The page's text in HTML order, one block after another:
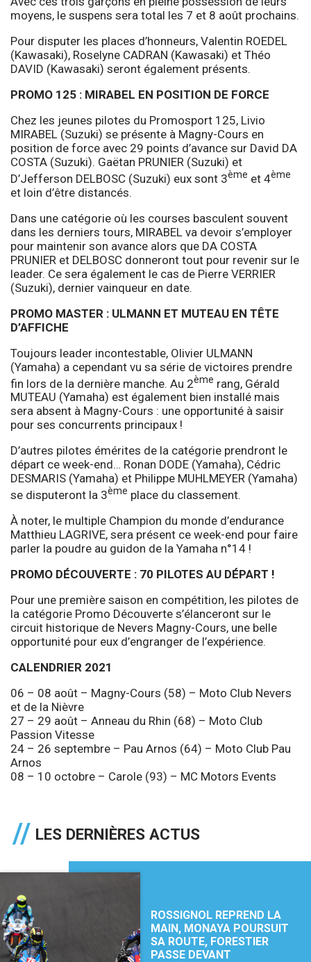
moyens, le suspens sera total les 7 et 8 août prochains.
Pour disputer les places d’honneurs, Valentin ROEDEL
(Kawasaki), Roselyne CADRAN (Kawasaki) et Théo
DAVID (Kawasaki) seront également présents.
PROMO 125 : MIRABEL EN POSITION DE FORCE
Chez les jeunes pilotes du Promosport 125, Livio
MIRABEL (Suzuki) se présente à Magny-Cours en
position de force avec 29 points d’avance sur David DA
COSTA (Suzuki). Gaëtan PRUNIER (Suzuki) et
D’Jefferson DELBOSC (Suzuki) eux sont 3ème et 4ème
et loin d’être distancés.
Dans une catégorie où les courses basculent souvent
dans les derniers tours, MIRABEL va devoir s’employer
pour maintenir son avance alors que DA COSTA
PRUNIER et DELBOSC donneront tout pour revenir sur le
leader. Ce sera également le cas de Pierre VERRIER
(Suzuki), dernier vainqueur en date.
PROMO MASTER : ULMANN ET MUTEAU EN TÊTE
D’AFFICHE
Toujours leader incontestable, Olivier ULMANN
(Yamaha) a cependant vu sa série de victoires prendre
fin lors de la dernière manche. Au 2ème rang, Gérald
MUTEAU (Yamaha) est également bien installé mais
sera absent à Magny-Cours : une opportunité à saisir
pour ses concurrents principaux !
D’autres pilotes émérites de la catégorie prendront le
départ ce week-end… Ronan DODE (Yamaha), Cédric
DESMARIS (Yamaha) et Philippe MUHLMEYER (Yamaha)
se disputeront la 3ème place du classement.
À noter, le multiple Champion du monde d’endurance
Matthieu LAGRIVE, sera présent ce week-end pour faire
parler la poudre au guidon de la Yamaha n°14 !
PROMO DÉCOUVERTE : 70 PILOTES AU DÉPART !
Pour une première saison en compétition, les pilotes de
la catégorie Promo Découverte s’élanceront sur le
circuit historique de Nevers Magny-Cours, une belle
opportunité pour eux d’engranger de l’expérience.
CALENDRIER 2021
06 – 08 août – Magny-Cours (58) – Moto Club Nevers
et de la Nièvre
27 – 29 août – Anneau du Rhin (68) – Moto Club
Passion Vitesse
24 – 26 septembre – Pau Arnos (64) – Moto Club Pau
Arnos
08 – 10 octobre – Carole (93) – MC Motors Events
LES DERNIÈRES ACTUS
ROSSIGNOL REPREND LA
MAIN, MONAYA POURSUIT
SA ROUTE, FORESTIER
PASSE DEVANT